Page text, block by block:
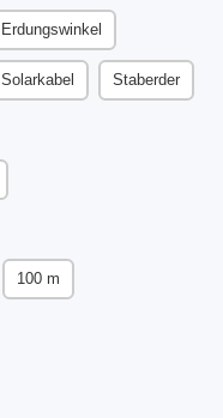
Erdungswinkel
Solarkabel Staberder
100 m